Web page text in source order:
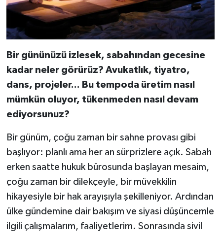
Bir gününüzü izlesek, sabahından gecesine
kadar neler görürüz? Avukatlık, tiyatro,
dans, projeler... Bu tempoda üretim nasıl
mümkün oluyor, tükenmeden nasıl devam
ediyorsunuz?
Bir günüm, çoğu zaman bir sahne provası gibi
başlıyor: planlı ama her an sürprizlere açık. Sabah
erken saatte hukuk bürosunda başlayan mesaim,
çoğu zaman bir dilekçeyle, bir müvekkilin
hikayesiyle bir hak arayışıyla şekilleniyor. Ardından
ülke gündemine dair bakışım ve siyasi düşüncemle
ilgili çalışmalarım, faaliyetlerim. Sonrasında sivil